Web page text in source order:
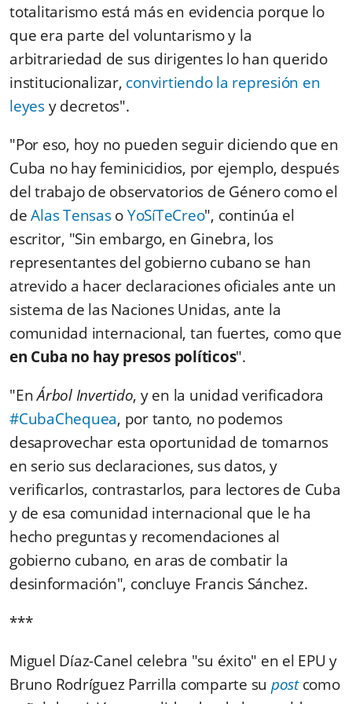
totalitarismo está más en evidencia porque lo
que era parte del voluntarismo y la
arbitrariedad de sus dirigentes lo han querido
institucionalizar, convirtiendo la represión en
leyesy decretos".
"Por eso, hoy no pueden seguir diciendo que en
Cuba no hay feminicidios, por ejemplo, después
del trabajo de observatorios de Género como el
deAlas TensasoYoSíTeCreo", continúa el
escritor, "Sin embargo, en Ginebra, los
representantes del gobierno cubano se han
atrevido a hacer declaraciones oficiales ante un
sistema de las Naciones Unidas, ante la
comunidad internacional, tan fuertes, como que
en Cuba no hay presos políticos".
"EnÁrbol Invertido, y en la unidad verificadora
#CubaChequea, por tanto, no podemos
desaprovechar esta oportunidad de tomarnos
en serio sus declaraciones, sus datos, y
verificarlos, contrastarlos, para lectores de Cuba
y de esa comunidad internacional que le ha
hecho preguntas y recomendaciones al
gobierno cubano, en aras de combatir la
desinformación", concluye Francis Sánchez.
***
Miguel Díaz-Canel celebra "su éxito" en el EPU y
Bruno Rodríguez Parrilla comparte su postcomo